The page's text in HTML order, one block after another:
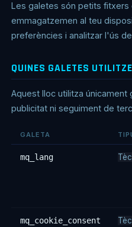
Les galetes són petits
emmagatzemen al teu
preferències i analitzar l'ús
QUINES GALETES
Aquest lloc utilitza
publicitat ni seguiment de
GALETA
mq_lang
mq_cookie_consent